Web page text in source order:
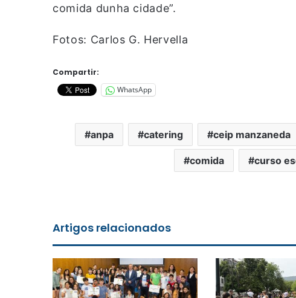
comida dunha cidade”.
Fotos: Carlos G. Hervella
Compartir:
WhatsApp
anpa catering ceip manzaneda
comida curso
Artigos relacionados